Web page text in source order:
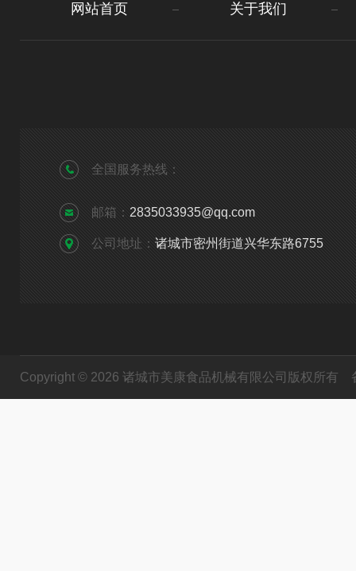
网站首页 关于我们
全国服务热线：
邮箱： 2835033935@qq.com
公司地址： 诸城市密州街道兴华东路6755
Copyright © 2026 诸城市美康食品机械有限公司版权所有